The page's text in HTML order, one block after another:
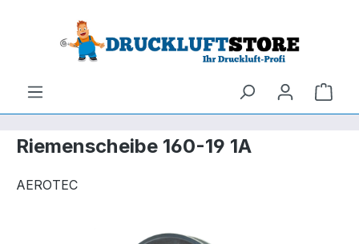
Hauptinhalt springen
Zur Suche springen
Riemenscheibe 160-19 1A
AEROTEC
Bildergalerie überspringen